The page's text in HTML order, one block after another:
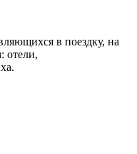
в поездку, на
отели,